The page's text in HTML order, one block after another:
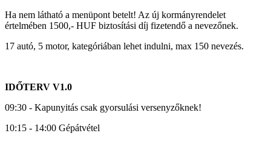
Ha nem látható a menüpont betelt! Az új kormányrendelet
értelmében 1500,- HUF biztosítási díj fizetendő a nevezőnek.
17 autó, 5 motor, kategóriában lehet indulni, max 150 nevezés.
IDŐTERV V1.0
09:30 - Kapunyitás csak gyorsulási versenyzőknek!
10:15 - 14:00 Gépátvétel